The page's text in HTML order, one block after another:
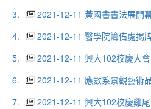
3.
2021-12-11 黃國書書法展開
4.
2021-12-11 醫學院籌備處揭
5.
2021-12-11 興大102校慶大會
6.
2021-12-11 應數系景觀藝術
7.
2021-12-11 興大102校慶雞